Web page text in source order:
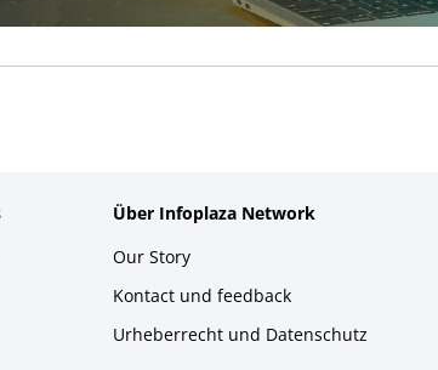
Über Infoplaza Network
Our Story
Kontact und feedback
Urheberrecht und Datenschutz